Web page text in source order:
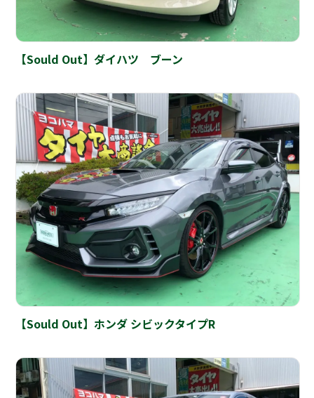
【Sould Out】ダイハツ ブーン
【Sould Out】ホンダ シビックタイプR